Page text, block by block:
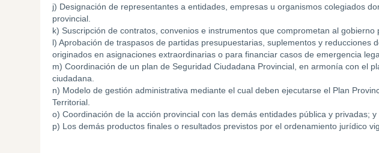
j) Designación de representantes a entidades, empresas u organismos colegiados
provincial.
k) Suscripción de contratos, convenios e instrumentos que comprometan al gobierno
l) Aprobación de traspasos de partidas presupuestarias, suplementos y reducciones
originados en asignaciones extraordinarias o para financiar casos de emergencia
m) Coordinación de un plan de Seguridad Ciudadana Provincial, en armonía con el
ciudadana.
n) Modelo de gestión administrativa mediante el cual deben ejecutarse el Plan
Territorial.
o) Coordinación de la acción provincial con las demás entidades pública y privadas; y
p) Los demás productos finales o resultados previstos por el ordenamiento jurídico